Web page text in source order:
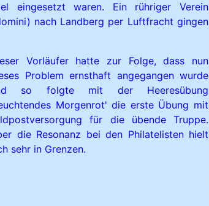
eingesetzt waren. Ein rühriger Verein
nach Landberg per Luftfracht gingen
Vorläufer hatte zur Folge, dass nun
Problem ernsthaft angegangen wurde
so folgte mit der Heeresübung
Morgenrot' die erste Übung mit
für die übende Truppe.
die Resonanz bei den Philatelisten hielt
sehr in Grenzen.